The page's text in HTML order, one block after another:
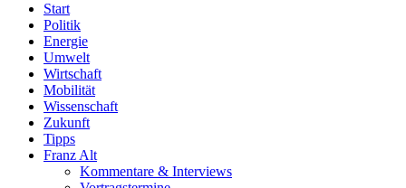
Start
Politik
Energie
Umwelt
Wirtschaft
Mobilität
Wissenschaft
Zukunft
Tipps
Franz Alt
Kommentare & Interviews